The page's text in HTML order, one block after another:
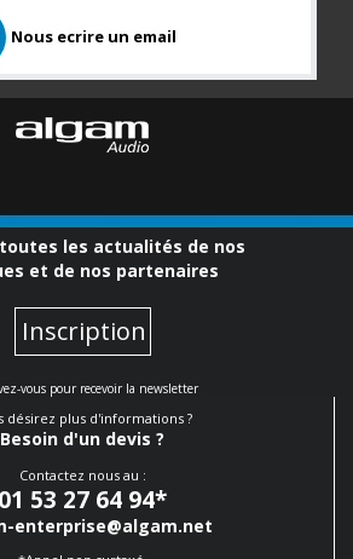
Nous ecrire un email
les actualités de nos
et de nos partenaires
Inscription
vous pour recevoir la newsletter
désirez plus d'informations ?
Besoin d'un devis ?
Contactez nous au :
01 53 27 64 94*
enterprise@algam.net